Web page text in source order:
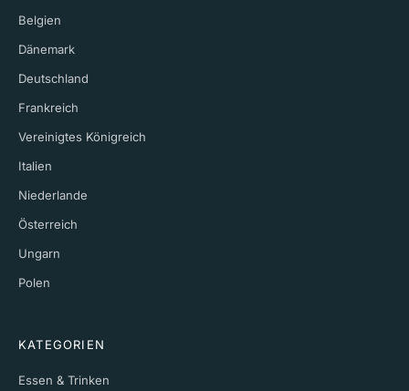
Belgien
Dänemark
Deutschland
Frankreich
Vereinigtes Königreich
Italien
Niederlande
Österreich
Ungarn
Polen
KATEGORIEN
Essen & Trinken